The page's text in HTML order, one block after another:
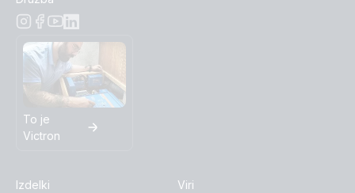
To je
Victron
Izdelki
Viri